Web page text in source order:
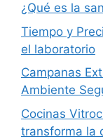
¿Qué es la
Tiempo y
el laboratorio
Campanas
Ambiente
Cocinas
transforma la